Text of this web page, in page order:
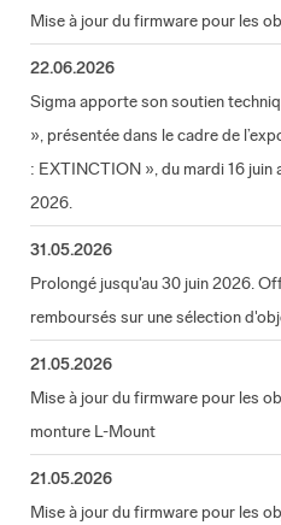
Mise à jour du firmware pour les
22.06.2026
Sigma apporte son soutien
», présentée dans le cadre de
: EXTINCTION », du mardi 16 juin
2026.
31.05.2026
Prolongé jusqu'au 30 juin 2026.
remboursés sur une sélection
21.05.2026
Mise à jour du firmware pour les
monture L-Mount
21.05.2026
Mise à jour du firmware pour les